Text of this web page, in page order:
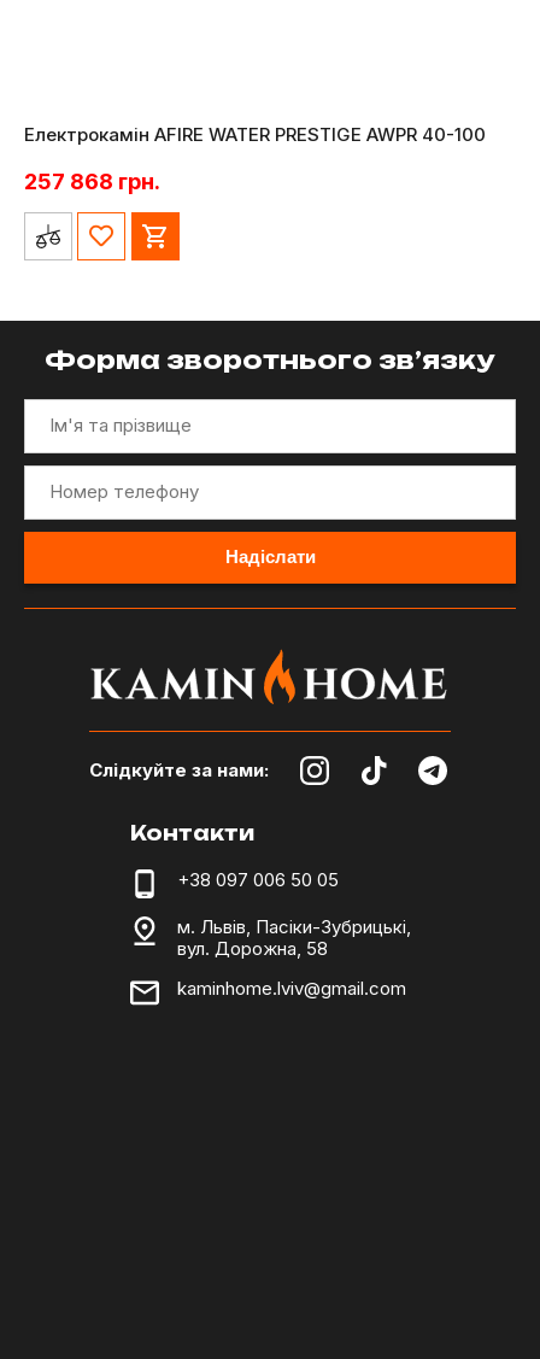
Електрокамін AFIRE WATER PRESTIGE AWPR 40-100
257 868 грн.
Форма зворотнього зв’язку
Слідкуйте за нами:
Контакти
+38 097 006 50 05
м. Львів, Пасіки-Зубрицькі,
вул. Дорожна, 58
kaminhome.lviv@gmail.com